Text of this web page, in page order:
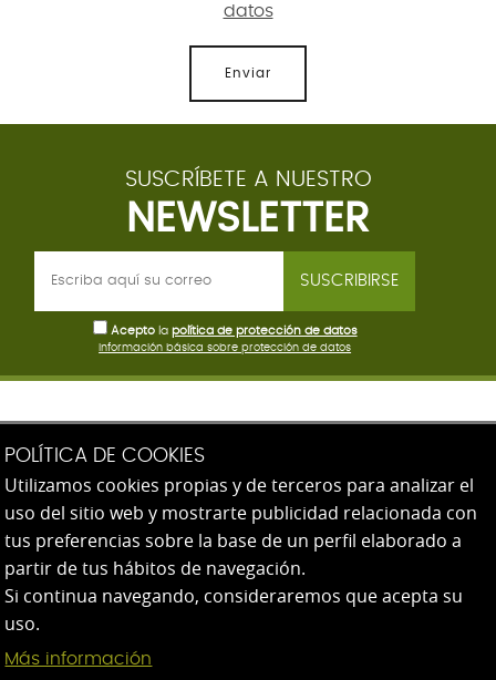
datos
Enviar
SUSCRÍBETE A NUESTRO
NEWSLETTER
SUSCRIBIRSE
Aceptola política de protección de datos
Información básica sobre protección de datos
AEG - Escuela de Innovación Profesional
Paseo de Heriz 82
20008 San Sebastián (Gipuzkoa)
943 31 39 07
POLÍTICA DE COOKIES
Utilizamos cookies propias y de terceros para analizar el
uso del sitio web y mostrarte publicidad relacionada con
tus preferencias sobre la base de un perfil elaborado a
partir de tus hábitos de navegación.
Si continua navegando, consideraremos que acepta su
uso.
Más información